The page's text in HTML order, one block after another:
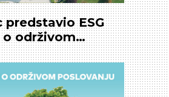
predstavio ESG
o održivom
u Privrednoj